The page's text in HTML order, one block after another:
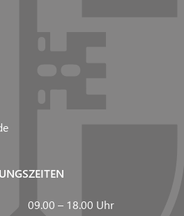
09.00 – 18.00 Uhr